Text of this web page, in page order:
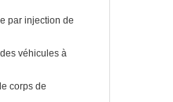
par injection de
véhicules à
corps de